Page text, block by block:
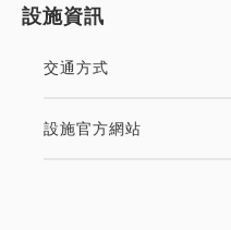
設施資訊
交通方式
設施官方網站